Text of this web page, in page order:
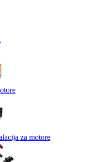
za motore